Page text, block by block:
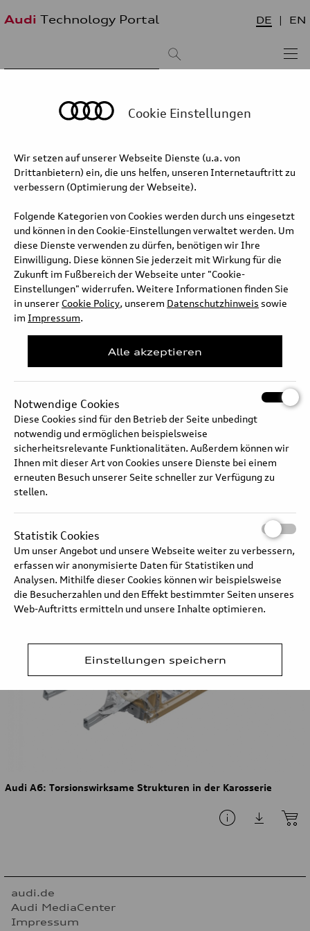
Audi Technology Portal DE EN
älteste zuerst
Torsionssteifigkeit
Die statische Torsionssteifigkeit – die Verdrehsteifigkeit in
einer Karosserie, sie steht bei jeder Neukonstruktion von Audi im
Fokus. Beim A8 beispielsweise wuchs sie gegenüber dem
Vorgängermodell um etwa 25 Prozent, beim TT Coupé um 50
Prozent und beim TT Roadster sogar um 100 Prozent.
Langtext
Audi A6: Torsionswirksame Strukturen in der Karosserie
audi.de
Audi MediaCenter
Impressum
Cookie Einstellungen
Wir setzen auf unserer Webseite Dienste (u.a. von
Drittanbietern) ein, die uns helfen, unseren Internetauftritt zu
verbessern (Optimierung der Webseite).
Folgende Kategorien von Cookies werden durch uns eingesetzt
und können in den Cookie-Einstellungen verwaltet werden. Um
diese Dienste verwenden zu dürfen, benötigen wir Ihre
Einwilligung. Diese können Sie jederzeit mit Wirkung für die
Zukunft im Fußbereich der Webseite unter "Cookie-
Einstellungen" widerrufen. Weitere Informationen finden Sie
in unserer Cookie Policy, unserem Datenschutzhinweis sowie
im Impressum.
Alle akzeptieren
Notwendige Cookies
Diese Cookies sind für den Betrieb der Seite unbedingt
notwendig und ermöglichen beispielsweise
sicherheitsrelevante Funktionalitäten. Außerdem können wir
Ihnen mit dieser Art von Cookies unsere Dienste bei einem
erneuten Besuch unserer Seite schneller zur Verfügung zu
stellen.
Statistik Cookies
Um unser Angebot und unsere Webseite weiter zu verbessern,
erfassen wir anonymisierte Daten für Statistiken und
Analysen. Mithilfe dieser Cookies können wir beispielsweise
die Besucherzahlen und den Effekt bestimmter Seiten unseres
Web-Auftritts ermitteln und unsere Inhalte optimieren.
Einstellungen speichern